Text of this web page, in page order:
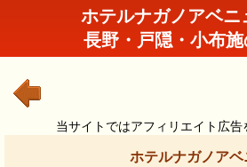
ホテルナガノアベニ
長野・戸隠・小布
当サイトではアフィリエイト広告
ホテルナガノアベ